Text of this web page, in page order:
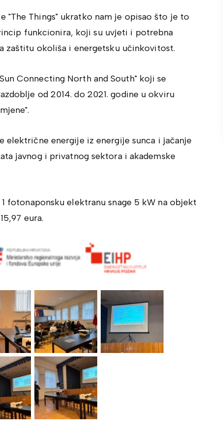
"The Things" ukratko nam je opisao što je to
funkcionira, koji su uvjeti i potrebna
zaštitu okoliša i energetsku učinkovitost.
Connecting North and South" koji se
od 2014. do 2021. godine u okviru
električne energije iz energije sunca i jačanje
javnog i privatnog sektora i akademske
fotonaponsku elektranu snage 5 kW na objekt
eura.